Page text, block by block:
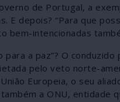
de Portugal, a
E depois? “Para que
bem-intencionadas
para a paz”? O
pelo veto norte-
Europeia, o seu
também a ONU, entidade